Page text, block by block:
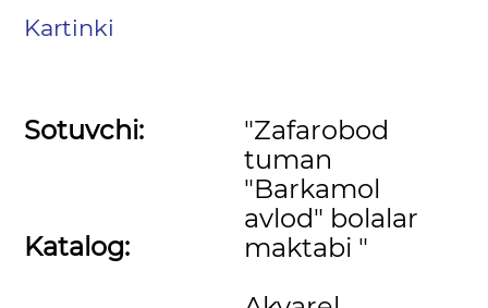
Kartinki
Sotuvchi:
Katalog:
"Zafarobod
tuman
"Barkamol
avlod" bolalar
maktabi "